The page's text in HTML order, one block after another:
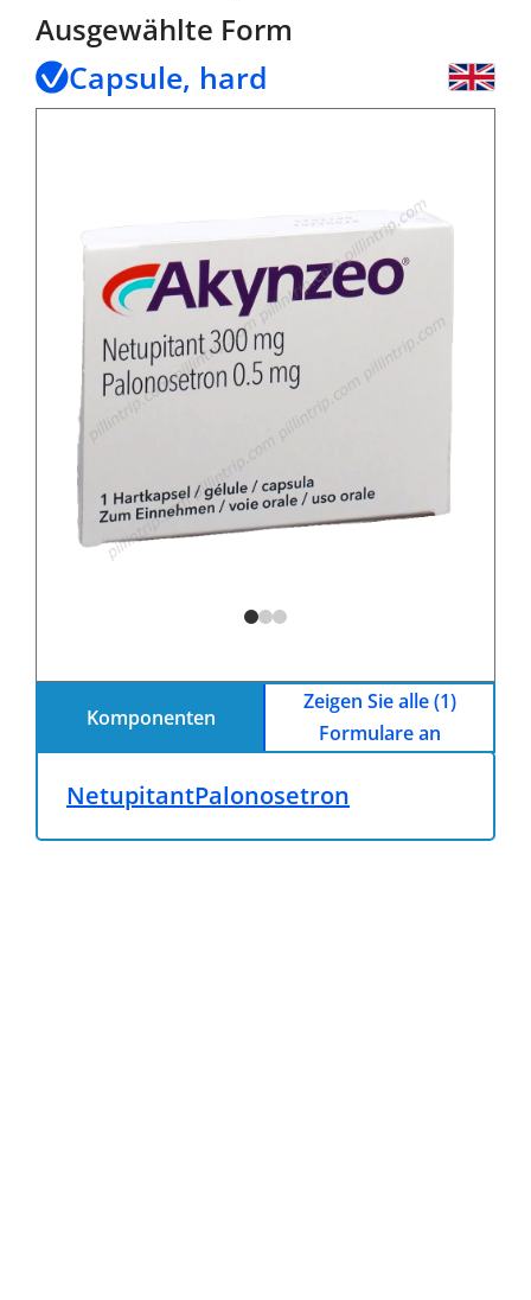
Ausgewählte Form
Capsule, hard
Komponenten
Zeigen Sie alle (1)
Formulare an
NetupitantPalonosetron